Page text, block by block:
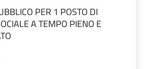
PER 1 POSTO DI
A TEMPO PIENO E